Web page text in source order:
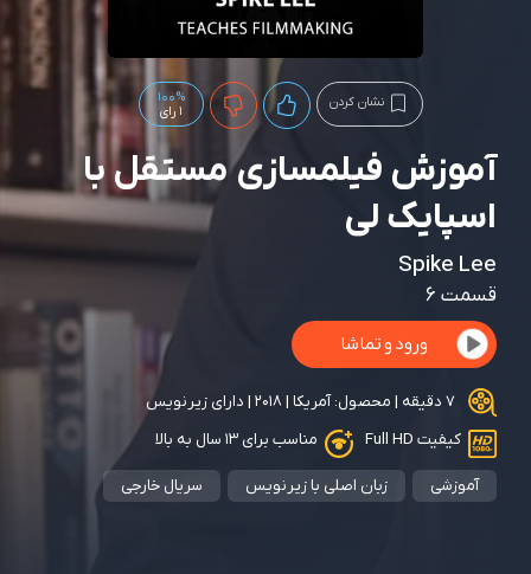
نشان کردن
100%
1 رای
آموزش فیلمسازی مستقل با
اسپایک لی
Spike Lee
قسمت 6
ورود و تماشا
7 دقیقه | محصول: آمریکا | 2018 | دارای زیرنویس
کیفیت Full HD
مناسب برای ۱۳ سال به بالا
آموزشی زبان اصلی با زیرنویس سریال خارجی